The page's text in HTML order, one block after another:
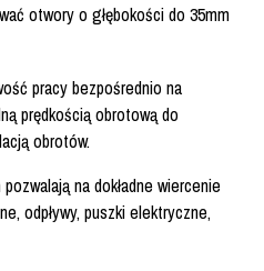
otwory o głębokości do 35mm
pracy bezpośrednio na
prędkością obrotową do
obrotów.
na dokładne wiercenie
odpływy, puszki elektryczne,